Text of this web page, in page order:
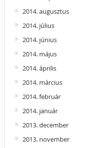
2014. augusztus
2014. július
2014. június
2014. május
2014. április
2014. március
2014. február
2014. január
2013. december
2013. november